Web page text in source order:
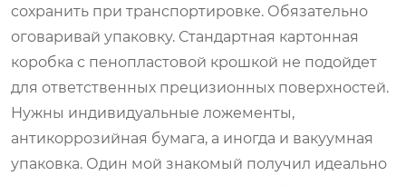
сохранить при транспортировке. Обязательно
оговаривай упаковку. Стандартная картонная
коробка с пенопластовой крошкой не подойдет
для ответственных прецизионных поверхностей.
Нужны индивидуальные ложементы,
антикоррозийная бумага, а иногда и вакуумная
упаковка. Один мой знакомый получил идеально